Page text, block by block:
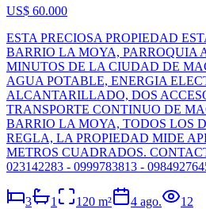
US$ 60.000
ESTA PRECIOSA PROPIEDAD
BARRIO LA MOYA, PARROQUIA
MINUTOS DE LA CIUDAD DE
AGUA POTABLE, ENERGIA
ALCANTARILLADO, DOS
TRANSPORTE CONTINUO DE
BARRIO LA MOYA, TODOS LOS
REGLA, LA PROPIEDAD MIDE
METROS CUADRADOS.
023142283 - 0999783813 -
3 1 120 m² 4 ago. 12